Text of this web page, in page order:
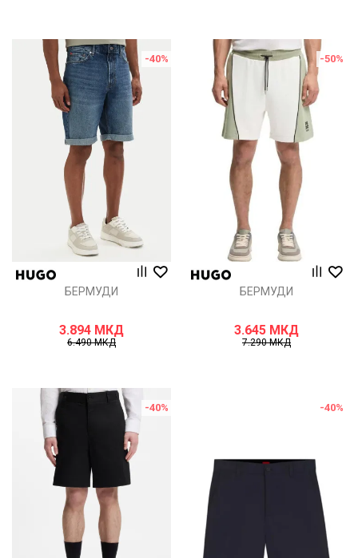
-40%
БЕРМУДИ
3.894 МКД
6.490МКД
-50%
БЕРМУДИ
3.645 МКД
7.290МКД
-40% -40%